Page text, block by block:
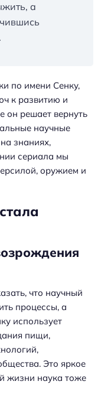
а
по имени Сенку,
к развитию и
он решает вернуть
научные
знаниях,
сериала мы
оружием и
что научный
процессы, а
использует
пищи,
Это яркое
жизни наука тоже